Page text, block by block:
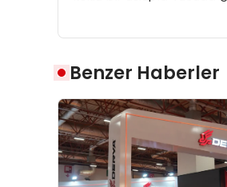
Benzer Haberler